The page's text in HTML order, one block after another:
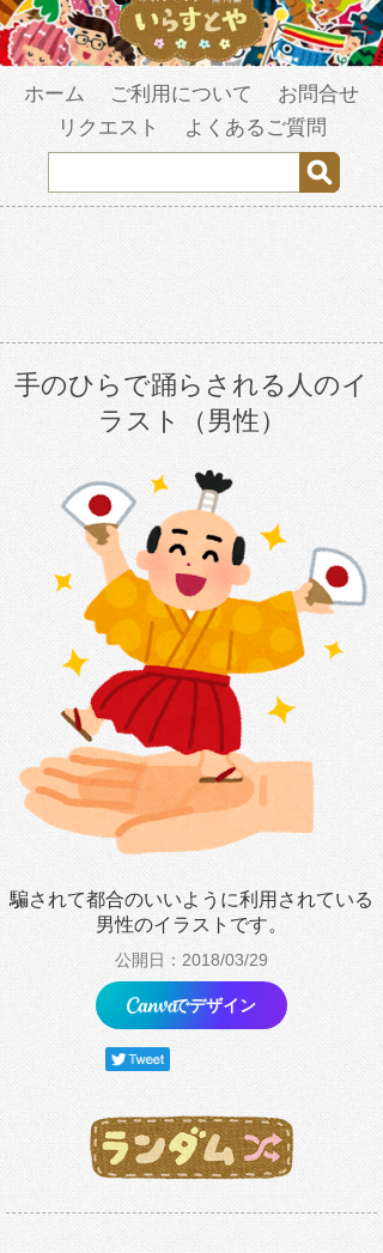
ホーム ご利用について
お問合せ
リクエスト
よくあるご質問
手のひらで踊らされる人のイ
ラスト（男性）
騙されて都合のいいように利用されている
男性のイラストです。
公開日：2018/03/29
でデザイン